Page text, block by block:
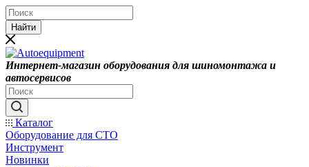
Найти
Интернет-магазин оборудования для шиномонтажа и
автосервисов
Каталог
Оборудование для СТО
Инструмент
Новинки